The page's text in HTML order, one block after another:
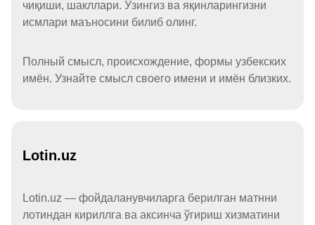
чиқиши, шакллари. Ўзингиз ва яқинларингизни
исмлари маъносини билиб олинг.
Полный смысл, происхождение, формы узбекских
имён. Узнайте смысл своего имени и имён близких.
Lotin.uz
Lotin.uz — фойдаланувчиларга берилган матнни
лотиндан кириллга ва аксинча ўгириш хизматини